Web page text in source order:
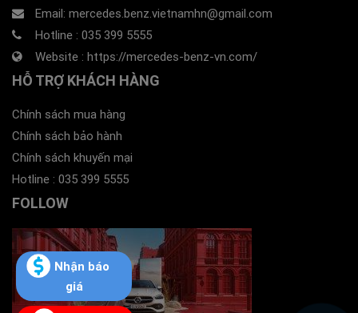
Nhận báo
giá
Email: mercedes.benz.vietnamhn@gmail.com
Hotline : 035 399 5555
Website : https://mercedes-benz-vn.com/
HỖ TRỢ KHÁCH HÀNG
Chính sách mua hàng
Chính sách bảo hành
Chính sách khuyến mại
Hotline : 035 399 5555
FOLLOW